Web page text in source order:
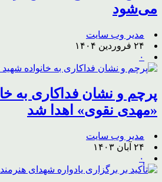
می‌شود
مدیر وب سایت
۲۴ فروردین ۱۴۰۴
۰
پرچم و نشان فداکاری به
«مهدی نقوی» اهدا شد
مدیر وب سایت
۲۴ آبان ۱۴۰۳
۰